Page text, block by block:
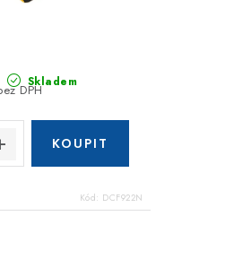
Skladem
DPH
Kód: DCF922N